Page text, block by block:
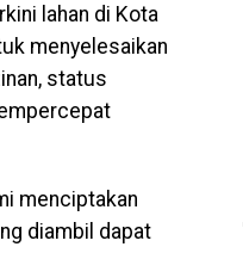
lahan di Kota
menyelesaikan
status
menciptakan
diambil dapat